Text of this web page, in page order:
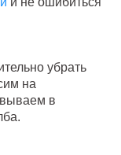
убрать
на
в